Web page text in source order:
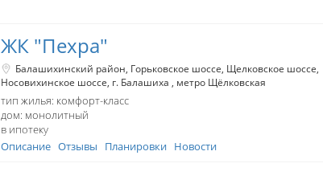
ЖК "Пехра"
Балашихинский район Горьковское шоссе Щелковское шоссе
Носовихинское шоссе г. Балашиха метро Щёлковская
тип жилья: комфорт-класс
дом: монолитный
в ипотеку
Описание Отзывы Планировки Новости